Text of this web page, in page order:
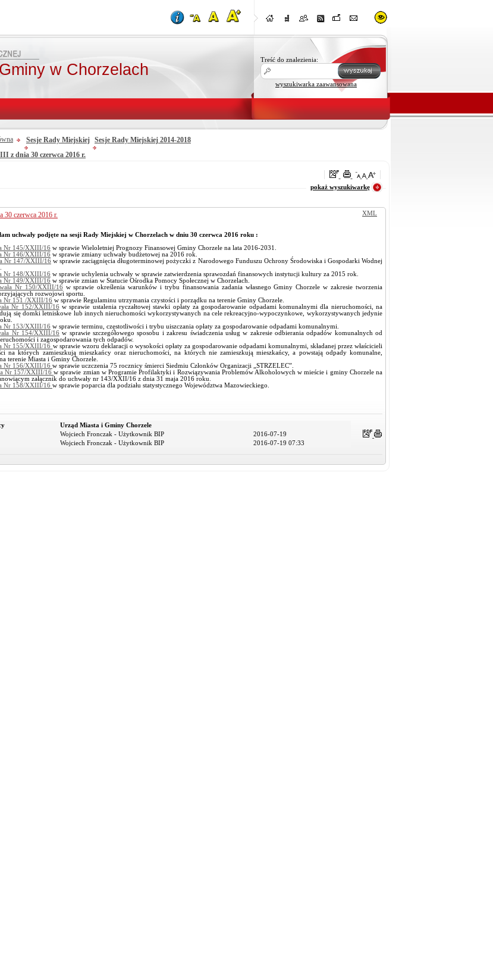
w Chorzelach
Treść do znalezienia:
wyszukiwarka zaawansowana
Sesje Rady Miejskiej Sesje Rady Miejskiej 2014-2018
z dnia 30 czerwca 2016 r.
pokaż wyszukiwarkę
XML
30 czerwca 2016 r.
uchwały podjęte na sesji Rady Miejskiej w Chorzelach w dniu 30 czerwca 2016 roku :
Nr 145/XXIII/16 w sprawie Wieloletniej Prognozy Finansowej Gminy Chorzele na lata 2016-2031.
Nr 146/XXIII/16 w sprawie zmiany uchwały budżetowej na 2016 rok.
Nr 147/XXIII/16w sprawie zaciągnięcia długoterminowej pożyczki z Narodowego Funduszu Ochrony Środowiska i Gospodarki Wodnej
Nr 148/XXIII/16 w sprawie uchylenia uchwały w sprawie zatwierdzenia sprawozdań finansowych instytucji kultury za 2015 rok.
Nr 149/XXIII/16 w sprawie zmian w Statucie Ośrodka Pomocy Społecznej w Chorzelach.
Nr 150/XXIII/16w sprawie określenia warunków i trybu finansowania zadania własnego Gminy Chorzele w zakresie tworzenia
rozwojowi sportu.
Nr 151 /XXIII/16 w sprawie Regulaminu utrzymania czystości i porządku na terenie Gminy Chorzele.
Nr 152/XXIII/16w sprawie ustalenia ryczałtowej stawki opłaty za gospodarowanie odpadami komunalnymi dla nieruchomości, na
się domki letniskowe lub innych nieruchomości wykorzystywanych na cele rekreacyjno-wypoczynkowe, wykorzystywanych jedynie
Nr 153/XXIII/16 w sprawie terminu, częstotliwości i trybu uiszczania opłaty za gospodarowanie odpadami komunalnymi.
Nr 154/XXIII/16w sprawie szczegółowego sposobu i zakresu świadczenia usług w zakresie odbierania odpadów komunalnych od
i zagospodarowania tych odpadów.
Nr 155/XXIII/16 w sprawie wzoru deklaracji o wysokości opłaty za gospodarowanie odpadami komunalnymi, składanej przez właścicieli
na których zamieszkują mieszkańcy oraz nieruchomości, na których nie zamieszkują mieszkańcy, a powstają odpady komunalne,
terenie Miasta i Gminy Chorzele.
Nr 156/XXIII/16 w sprawie uczczenia 75 rocznicy śmierci Siedmiu Członków Organizacji „STRZELEC”.
Nr 157/XXIII/16w sprawie zmian w Programie Profilaktyki i Rozwiązywania Problemów Alkoholowych w mieście i gminy Chorzele na
załącznik do uchwały nr 143/XXII/16 z dnia 31 maja 2016 roku.
Nr 158/XXIII/16 w sprawie poparcia dla podziału statystycznego Województwa Mazowieckiego.
Urząd Miasta i Gminy Chorzele
Wojciech Fronczak - Użytkownik BIP
2016-07-19
Wojciech Fronczak - Użytkownik BIP 2016-07-19 07:33